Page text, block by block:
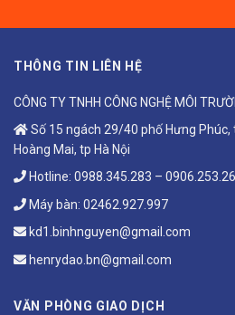
THÔNG TIN LIÊN HỆ
CÔNG TY TNHH CÔNG NGHỆ MÔI
Số 15 ngách 29/40 phố Hưng
Hoàng Mai, tp Hà Nội
Hotline: 0988.345.283 –
Máy bàn: 02462.927.997
kd1.binhnguyen@gmail.com
henrydao.bn@gmail.com
VĂN PHÒNG GIAO DỊCH